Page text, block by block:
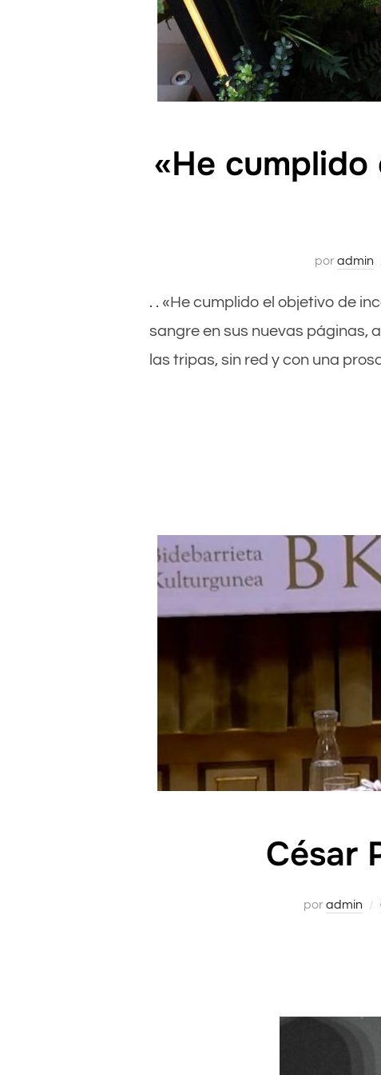
«He
poradmin
. . «He cumplido el objetivo de
sangre en sus nuevas páginas,
las tripas, sin red y con una
César
poradmin